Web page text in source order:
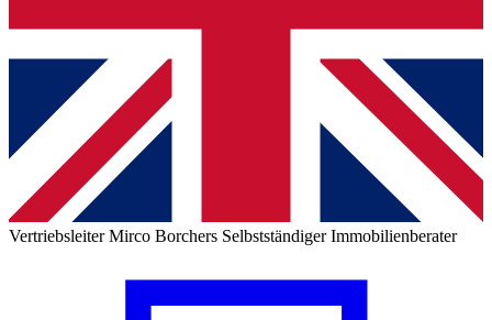
Vertriebsleiter Mirco Borchers Selbstständiger Immobilienberater